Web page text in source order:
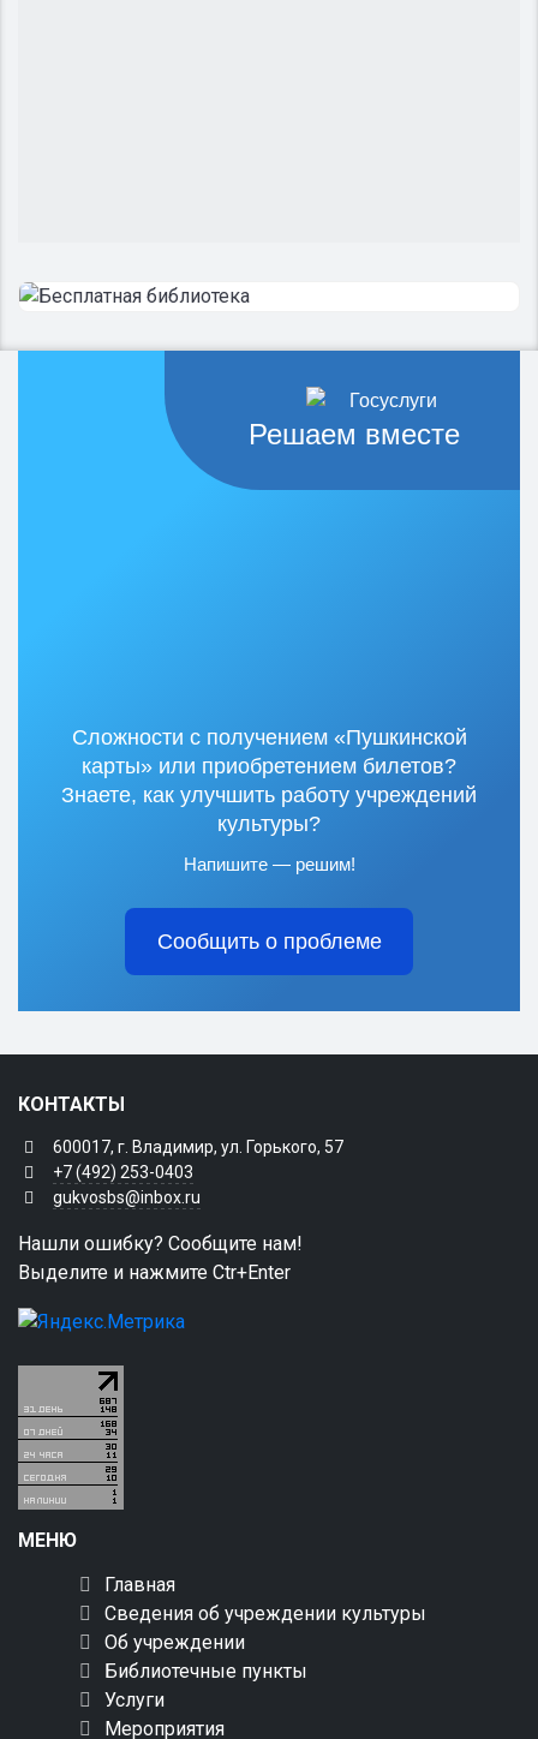
Решаем вместе
Сложности с получением «Пушкинской
карты» или приобретением билетов?
Знаете, как улучшить работу учреждений
культуры?
Напишите — решим!
Сообщить о проблеме
КОНТАКТЫ
600017, г. Владимир, ул. Горького, 57
+7 (492) 253-0403
gukvosbs@inbox.ru
Нашли ошибку? Сообщите нам!
Выделите и нажмите Ctr+Enter
МЕНЮ
Главная
Сведения об учреждении культуры
Об учреждении
Библиотечные пункты
Услуги
Мероприятия